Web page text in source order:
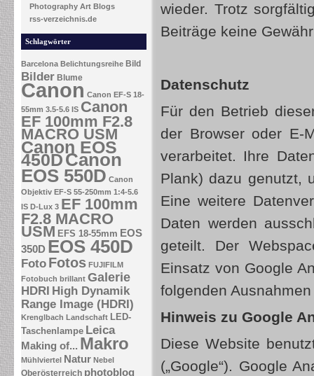
Photography Art Blogs
rss-verzeichnis.de
Schlagwörter
Barcelona Belichtungsreihe Bild
Bilder Blume
Canon Canon EF-S 18-
55mm 3.5-5.6 IS Canon
EF 100mm F2.8
MACRO USM
Canon EOS
450DCanon
EOS 550D Canon
Objektiv EF-S 55-250mm 1:4-5.6
IS D-Lux 3 EF 100mm
F2.8 MACRO
USM EFS 18-55mm EOS
350D EOS 450D
Foto Fotos FUJIFILM
Fotobuch brillant Galerie
HDRI High Dynamik
Range Image (HDRI)
Krenglbach Landschaft LED-
Taschenlampe Leica
Making of... Makro
Mühlviertel Natur Nebel
Oberösterreich photoblog
wieder. Trotz
Beiträge keine
Datenschutz
Für den Betrieb
der Browser oder E-
verarbeitet. Ihre
Plank) dazu genutzt,
Eine weitere
Daten werden
geteilt. Der
Einsatz von Google
folgenden
Hinweis zu Google
Diese Website
(„Google“). Google